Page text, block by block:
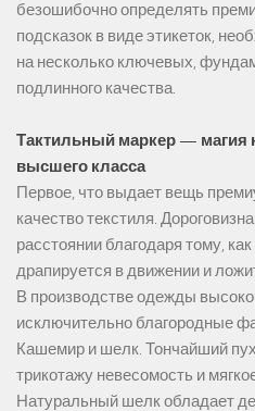
безошибочно определять
подсказок в виде этикеток,
на несколько ключевых,
подлинного качества.
Тактильный маркер — магия
высшего класса
Первое, что выдает вещь
качество текстиля.
расстоянии благодаря тому,
драпируется в движении и
В производстве одежды
исключительно благородные
Кашемир и шелк. Тончайший
трикотажу невесомость и
Натуральный шелк обладает